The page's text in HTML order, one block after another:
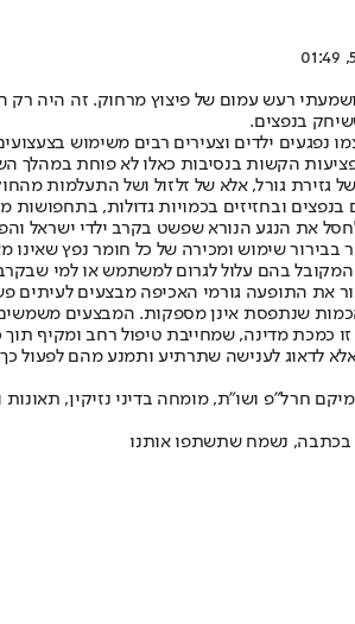
בנפצים.
נפגעים ילדים וצעירים רבים משימוש
הקשות בנסיבות כאלו לא פוחת במהלך
גזירת גורל, אלא של זלזול ושל התעלמות
ובחזיזים בכמויות גדולות, בתחפושות
את הנגע הנורא שפשט בקרב ילדי ישראל
נפץ תשי"ב 1954 אוסר בבירור שימוש ומכירה של
בהם עלול לגרום למשתמש או למי
את התופעה גורמי האכיפה מבצעים
שנתפסת אינן מספקות. המבצעים
כמכת מדינה, שמחייבת טיפול רחב ומקיף
לדאוג לענישה שתרתיע ותמנע מהם לפעול
חרל"פ ושו"ת, מומחה בדיני נזיקין, תאונות
בכתבה, נשמח שתשתפו אותנו